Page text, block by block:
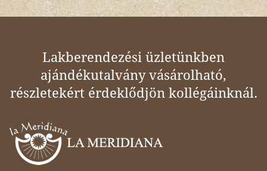
Lakberendezési üzletünkben
ajándékutalvány vásárolható,
részletekért érdeklődjön kollégáinknál.